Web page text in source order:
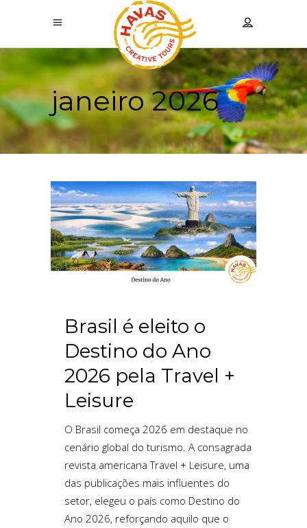
janeiro 2026
Brasil é eleito o
Destino do Ano
2026 pela Travel +
Leisure
O Brasil começa 2026 em destaque no
cenário global do turismo. A consagrada
revista americana Travel + Leisure, uma
das publicações mais influentes do
setor, elegeu o país como Destino do
Ano 2026, reforçando aquilo que o